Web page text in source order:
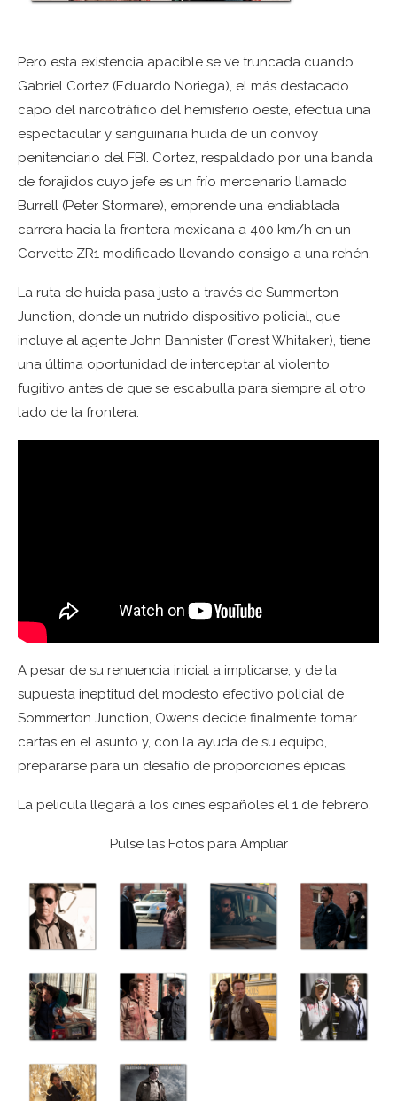
Pero esta existencia apacible se ve truncada cuando
Gabriel Cortez (Eduardo Noriega), el más destacado
capo del narcotráfico del hemisferio oeste, efectúa una
espectacular y sanguinaria huida de un convoy
penitenciario del FBI. Cortez, respaldado por una banda
de forajidos cuyo jefe es un frío mercenario llamado
Burrell (Peter Stormare), emprende una endiablada
carrera hacia la frontera mexicana a 400 km/h en un
Corvette ZR1 modificado llevando consigo a una rehén.
La ruta de huida pasa justo a través de Summerton
Junction, donde un nutrido dispositivo policial, que
incluye al agente John Bannister (Forest Whitaker), tiene
una última oportunidad de interceptar al violento
fugitivo antes de que se escabulla para siempre al otro
lado de la frontera.
A pesar de su renuencia inicial a implicarse, y de la
supuesta ineptitud del modesto efectivo policial de
Sommerton Junction, Owens decide finalmente tomar
cartas en el asunto y, con la ayuda de su equipo,
prepararse para un desafío de proporciones épicas.
La película llegará a los cines españoles el 1 de febrero.
Pulse las Fotos para Ampliar